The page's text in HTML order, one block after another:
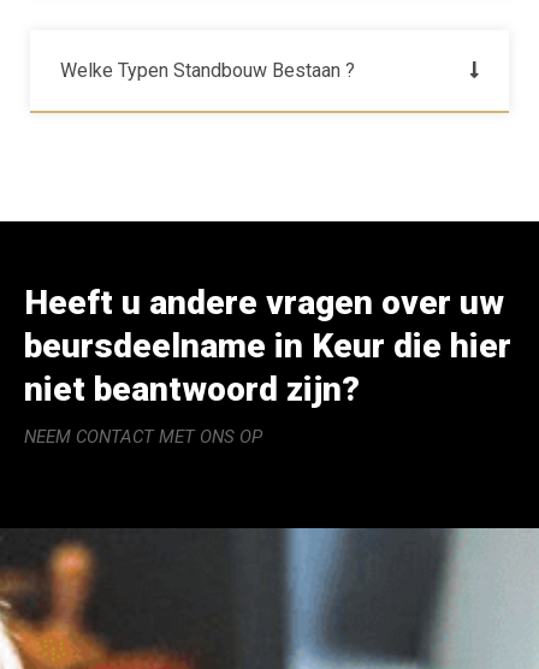
Welke Typen Standbouw Bestaan ?
Heeft u andere vragen over uw
beursdeelname in Keur die hier
niet beantwoord zijn?
NEEM CONTACT MET ONS OP